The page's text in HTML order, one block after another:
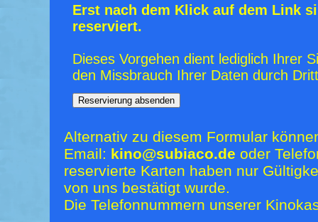
Erst nach dem Klick auf dem Link
reserviert.
Dieses Vorgehen dient lediglich Ihrer
den Missbrauch Ihrer Daten durch
Alternativ zu diesem Formular
Email: kino@subiaco.de oder
reservierte Karten haben nur
von uns bestätigt wurde.
Die Telefonnummern unserer